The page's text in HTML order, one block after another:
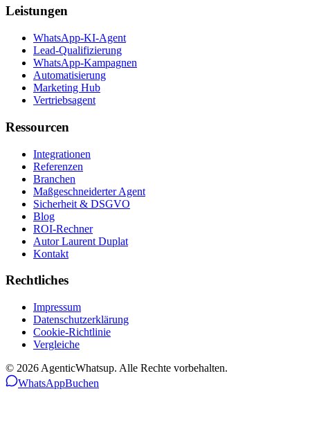
Leistungen
WhatsApp-KI-Agent
Lead-Qualifizierung
WhatsApp-Kampagnen
Automatisierung
Marketing Hub
Vertriebsagent
Ressourcen
Integrationen
Referenzen
Branchen
Maßgeschneiderter Agent
Sicherheit & DSGVO
Blog
ROI-Rechner
Autor Laurent Duplat
Kontakt
Rechtliches
Impressum
Datenschutzerklärung
Cookie-Richtlinie
Vergleiche
© 2026 AgenticWhatsup. Alle Rechte vorbehalten.
WhatsAppBuchen